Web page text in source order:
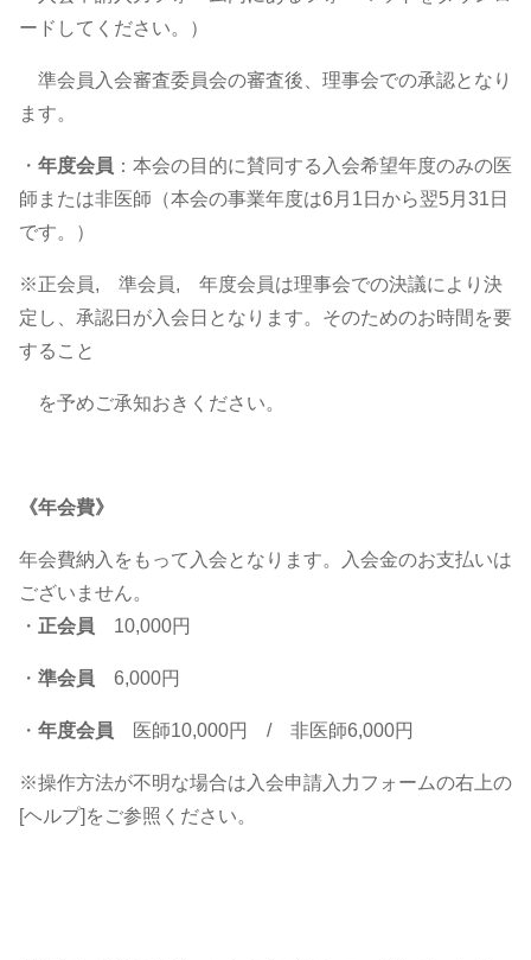
ードしてください。）
準会員入会審査委員会の審査後、理事会での承認となり
ます。
・ 年度会員 ：本会の目的に賛同する入会希望年度のみの医
師または非医師（本会の事業年度は6月1日から翌5月31日
です。）
※正会員, 準会員, 年度会員は理事会での決議により決
定し、承認日が入会日となります。そのためのお時間を要
すること
を予めご承知おきください。
《年会費》
年会費納入をもって入会となります。入会金のお支払いは
ございません。
・ 正会員 10,000円
・ 準会員 6,000円
・ 年度会員 医師10,000円 / 非医師6,000円
※操作方法が不明な場合は入会申請入力フォームの右上の
[ヘルプ]をご参照ください。